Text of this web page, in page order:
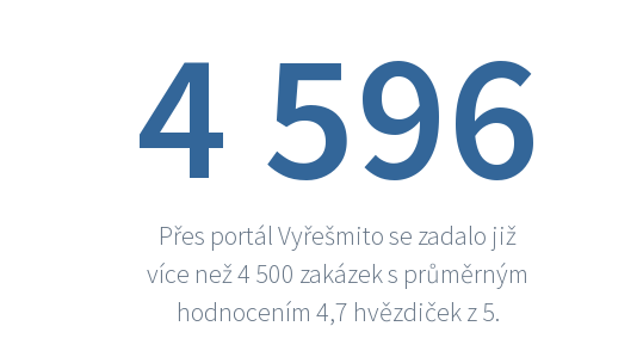
4 596
Přes portál Vyřešmito se zadalo již
více než 4 500 zakázek s průměrným
hodnocením 4,7 hvězdiček z 5.